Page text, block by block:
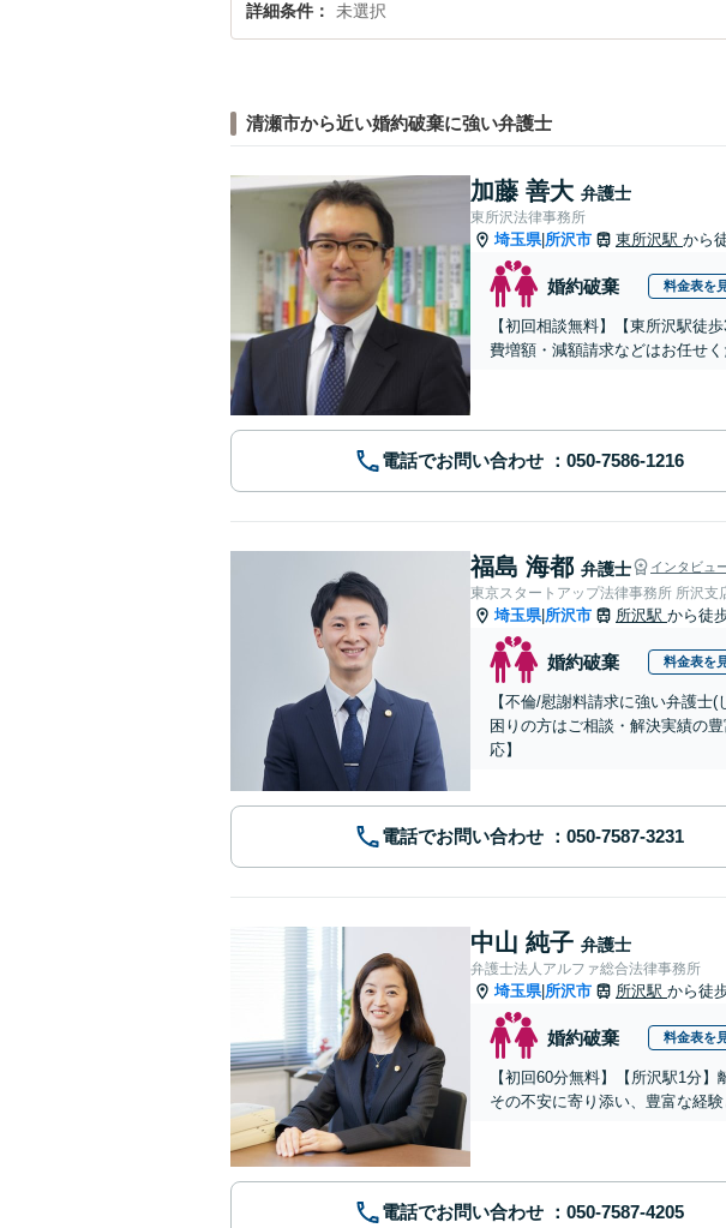
詳細条件 未選択
清瀬市から近い婚約破棄に強い弁護士
加藤 善大 弁護士
東所沢法律事務所
埼玉県| 所沢市 東所沢駅 から
婚約破棄 料金表を
【初回相談無料】【東所沢駅徒
費増額・減額請求などはお任せ
電話でお問い合わせ
福島 海都 弁護士 インタビュ
東京スタートアップ法律事務所 所沢支
埼玉県| 所沢市 所沢駅 から徒
婚約破棄 料金表を
【不倫/慰謝料請求に強い弁護
困りの方はご相談・解決実績の
応】
電話でお問い合わせ
中山 純子 弁護士
弁護士法人アルファ総合法律事務所
埼玉県| 所沢市 所沢駅 から徒
婚約破棄 料金表を
【初回60分無料】【所沢駅1分
その不安に寄り添い、豊富な経
電話でお問い合わせ